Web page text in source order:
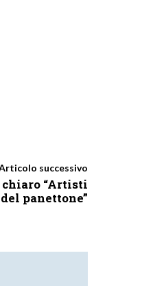
successivo
“Artisti
del panettone”